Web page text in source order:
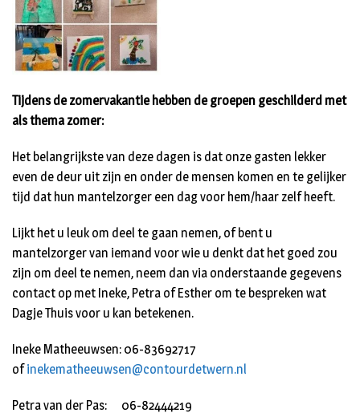
Tijdens de zomervakantie hebben de groepen geschilderd met
als thema zomer:
Het belangrijkste van deze dagen is dat onze gasten lekker
even de deur uit zijn en onder de mensen komen en te gelijker
tijd dat hun mantelzorger een dag voor hem/haar zelf heeft.
Lijkt het u leuk om deel te gaan nemen, of bent u
mantelzorger van iemand voor wie u denkt dat het goed zou
zijn om deel te nemen, neem dan via onderstaande gegevens
contact op met Ineke, Petra of Esther om te bespreken wat
Dagje Thuis voor u kan betekenen.
Ineke Matheeuwsen: 06-83692717
ofinekematheeuwsen@contourdetwern.nl
Petra van der Pas: 06-82444219